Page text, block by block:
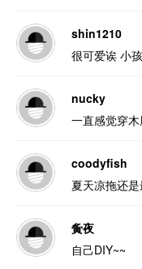
shin1210
很可爱诶 小
nucky
一直感觉穿
coodyfish
夏天凉拖还是
夤夜
自己DIY~~